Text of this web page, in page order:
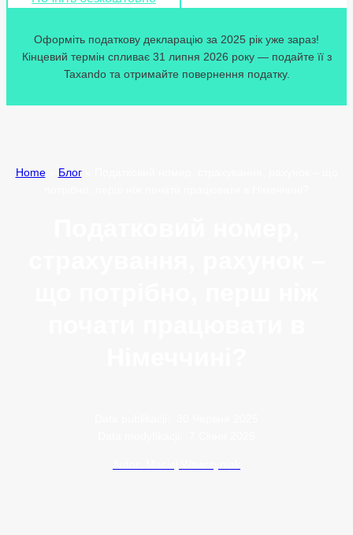
Оформіть податкову декларацію за 2025 рік уже зараз!
Кінцевий термін спливає 31 липня 2026 року — подайте її з
Taxando та отримайте повернення податку.
Home» Блог»